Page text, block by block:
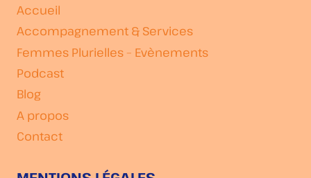
Accueil
Accompagnement & Services
Femmes Plurielles – Evènements
Podcast
Blog
A propos
Contact